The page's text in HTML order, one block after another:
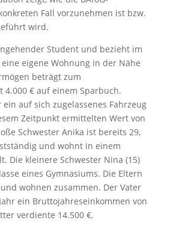
Fall vorzunehmen ist bzw.
wird.
Student und bezieht im
eigene Wohnung in der Nähe
beträgt zum
4.000 € auf einem Sparbuch.
auf sich zugelassenes Fahrzeug
Zeitpunkt ermittelten Wert von
Schwester Anika ist bereits 29,
und wohnt in einem
Die kleinere Schwester Nina (15)
eines Gymnasiums. Die Eltern
wohnen zusammen. Der Vater
ein Bruttojahreseinkommen von
verdiente 14.500 €.